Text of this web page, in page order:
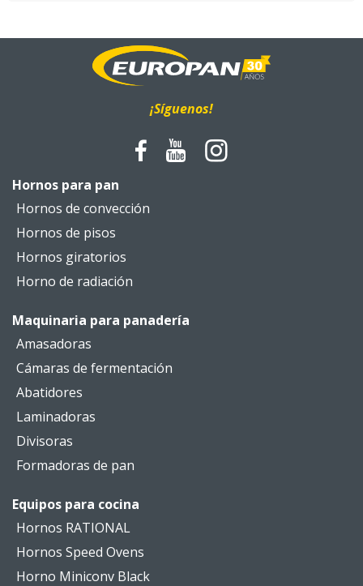
¡Síguenos!
Hornos para pan
Hornos de convección
Hornos de pisos
Hornos giratorios
Horno de radiación
Maquinaria para panadería
Amasadoras
Cámaras de fermentación
Abatidores
Laminadoras
Divisoras
Formadoras de pan
Equipos para cocina
Hornos RATIONAL
Hornos Speed Ovens
Horno Miniconv Black